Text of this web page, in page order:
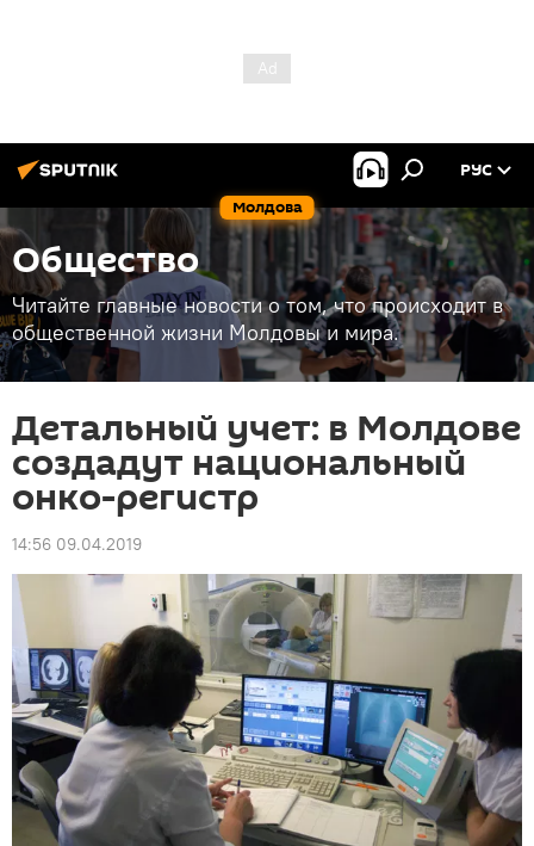
Молдова
РУС
Общество
Читайте главные новости о том, что происходит в
общественной жизни Молдовы и мира.
Детальный учет: в Молдове
создадут национальный
онко-регистр
14:56 09.04.2019